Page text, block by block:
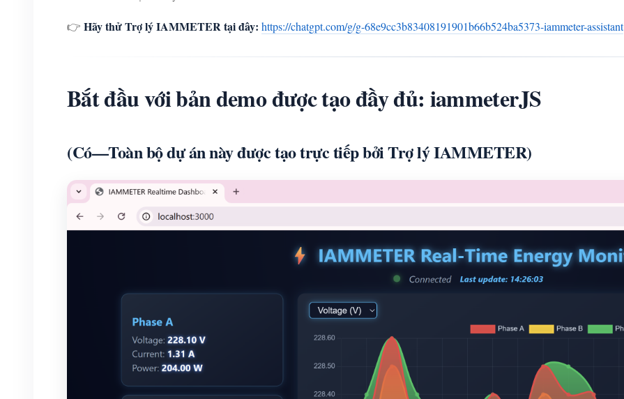
👉 Hãy thử Trợ lý IAMMETER tại đây: https://chatgpt.com/g/g-68e9cc3b83408191901b66b524ba5373-iammeter-assistant
Bắt đầu với bản demo được tạo đầy đủ: iammeterJS
(Có—Toàn bộ dự án này được tạo trực tiếp bởi Trợ lý IAMMETER)